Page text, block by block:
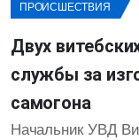
ПРОИСШЕСТВИЯ
Двух
службы за
самогона
Начальник УВД